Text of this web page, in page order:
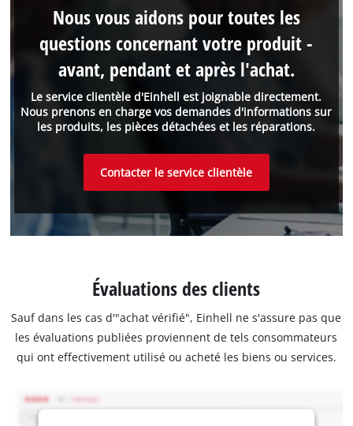
Le service clientèle d'Einhell est joignable directement.
Nous prenons en charge vos demandes d'informations sur
les produits, les pièces détachées et les réparations.
Nous vous aidons pour toutes les
questions concernant votre produit -
avant, pendant et après l'achat.
Contacter le service clientèle
Évaluations des clients
Sauf dans les cas d'"achat vérifié", Einhell ne s'assure pas que
les évaluations publiées proviennent de tels consommateurs
qui ont effectivement utilisé ou acheté les biens ou services.